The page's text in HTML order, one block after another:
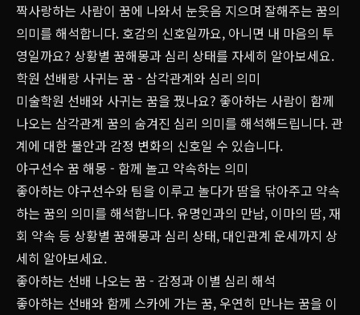
짝사랑하는 사람이 꿈에 나와서 눈웃음 지으며 잘해주는 꿈의
의미를 해석합니다. 호감의 신호일까요, 아니면 내 마음의 투
영일까요? 상황별 꿈해몽과 심리 상태를 자세히 알아보세요.
학원 선배랑 사귀는 꿈 - 삼각관계와 심리 의미
미술학원 선배와 사귀는 꿈을 꿨나요? 좋아하는 사람이 함께
나오는 삼각관계 꿈의 숨겨진 심리 의미를 해석해드립니다. 관
계에 대한 불안과 감정 변화의 신호일 수 있습니다.
야구선수 꿈 해몽 - 함께 놀고 약속하는 의미
좋아하는 야구선수와 팀을 이루고 놀다가 땀을 닦아주고 약속
하는 꿈의 의미를 해석합니다. 유명인과의 만남, 이마의 땀, 재
회 약속 등 상황별 꿈해몽과 심리 상태, 대인관계 운세까지 상
세히 알아보세요.
좋아하는 선배 나오는 꿈 - 감정과 이별 심리 해석
좋아하는 선배와 함께 스카에 가는 꿈, 우연히 만나는 꿈을 이